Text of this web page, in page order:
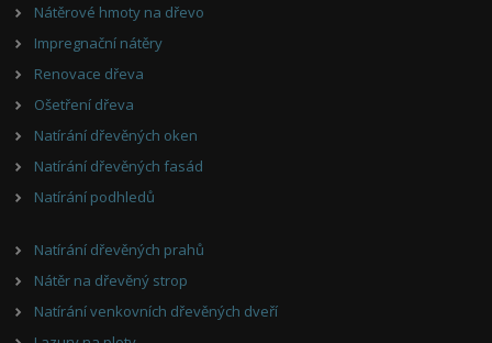
Nátěrové hmoty na dřevo
Impregnační nátěry
Renovace dřeva
Ošetření dřeva
Natírání dřevěných oken
Natírání dřevěných fasád
Natírání podhledů
Natírání dřevěných prahů
Nátěr na dřevěný strop
Natírání venkovních dřevěných dveří